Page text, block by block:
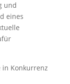
und
eines
in Konkurrenz